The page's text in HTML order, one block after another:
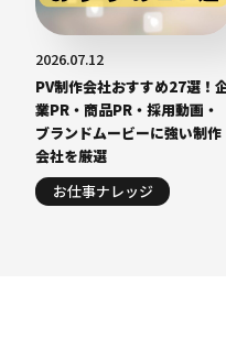
2026.07.12
PV制作会社おすすめ27選！
業PR・商品PR・採用動画・
ブランドムービーに強い制作
会社を厳選
お仕事ナレッジ